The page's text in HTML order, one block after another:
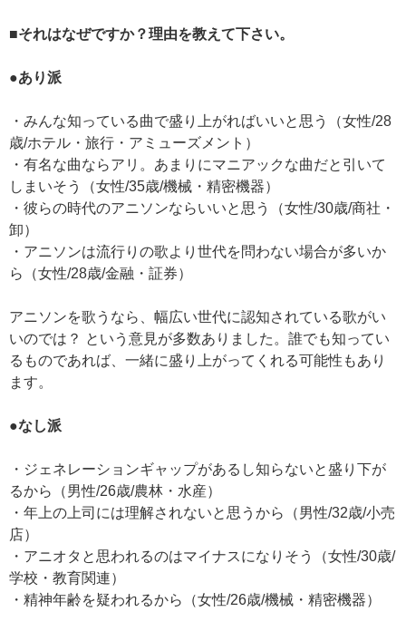
■それはなぜですか？理由を教えて下さい。
●あり派
・みんな知っている曲で盛り上がればいいと思う（女性/28
歳/ホテル・旅行・アミューズメント）
・有名な曲ならアリ。あまりにマニアックな曲だと引いて
しまいそう（女性/35歳/機械・精密機器）
・彼らの時代のアニソンならいいと思う（女性/30歳/商社・
卸）
・アニソンは流行りの歌より世代を問わない場合が多いか
ら（女性/28歳/金融・証券）
アニソンを歌うなら、幅広い世代に認知されている歌がい
いのでは？ という意見が多数ありました。誰でも知ってい
るものであれば、一緒に盛り上がってくれる可能性もあり
ます。
●なし派
・ジェネレーションギャップがあるし知らないと盛り下が
るから（男性/26歳/農林・水産）
・年上の上司には理解されないと思うから（男性/32歳/小売
店）
・アニオタと思われるのはマイナスになりそう（女性/30歳/
学校・教育関連）
・精神年齢を疑われるから（女性/26歳/機械・精密機器）